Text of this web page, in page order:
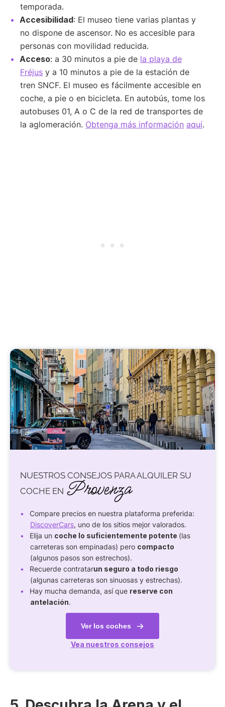
temporada.
Accesibilidad: El museo tiene varias plantas y
no dispone de ascensor. No es accesible para
personas con movilidad reducida.
Acceso: a 30 minutos a pie de la playa de
Fréjus y a 10 minutos a pie de la estación de
tren SNCF. El museo es fácilmente accesible en
coche, a pie o en bicicleta. En autobús, tome los
autobuses 01, A o C de la red de transportes de
la aglomeración. Obtenga más información aquí.
NUESTROS CONSEJOS PARA ALQUILER SU
COCHE EN Provenza
Compare precios en nuestra plataforma preferida:
DiscoverCars, uno de los sitios mejor valorados.
Elija un coche lo suficientemente potente (las
carreteras son empinadas) pero compacto
(algunos pasos son estrechos).
Recuerde contratarun seguro a todo riesgo
(algunas carreteras son sinuosas y estrechas).
Hay mucha demanda, así que reserve con
antelación.
Ver los coches
Vea nuestros consejos